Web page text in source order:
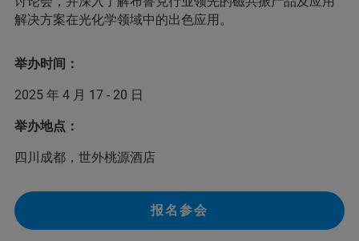
解决方案在光化学领域中的出色应用。
举办时间：
2025 年 4 月 17 - 20 日
举办地点：
四川成都，世外桃源酒店
报名参会